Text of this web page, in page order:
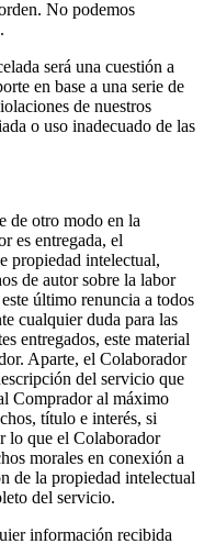
No podemos
será una cuestión a
en base a una serie de
de nuestros
o uso inadecuado de las
de otro modo en la
es entregada, el
propiedad intelectual,
de autor sobre la labor
último renuncia a todos
cualquier duda para las
entregados, este material
Aparte, el Colaborador
del servicio que
Comprador al máximo
título e interés, si
lo que el Colaborador
morales en conexión a
de la propiedad intelectual
del servicio.
información recibida